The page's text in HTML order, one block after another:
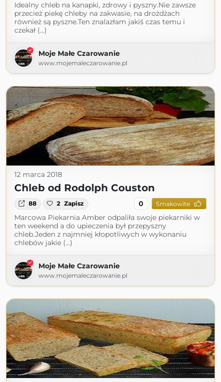
Idealny chleb na kanapki, zdrowy i pyszny.Nie zawsze
przecież piekę chleby na zakwasie, na drożdżach
również są pyszne.Ten znalazłam jakiś czas temu i
czekał (...)
Moje Małe Czarowanie
www.mojemaleczarowanie.pl
12 marca 2018
Chleb od Rodolph Couston
88 2 Zapisz 0 Smakowite
Marcowa Piekarnia Amber odpaliła swoje piekarniki w
ten weekend a do upieczenia był przepyszny
chleb.Jeden z najmniej kłopotliwych w wykonaniu
chlebów jakie (...)
Moje Małe Czarowanie
www.mojemaleczarowanie.pl